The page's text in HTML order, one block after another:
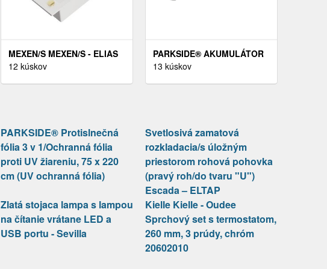
MEXEN/S MEXEN/S - ELIAS
GRANITOVÝ DREZ 1-MISKA
12 kúskov
PARKSIDE® AKUMULÁTOR
20 V/2AH PAP 20 B1+
13 kúskov
PARKSIDE® Protislnečná
fólia 3 v 1/Ochranná fólia
proti UV žiareniu, 75 x 220
cm (UV ochranná fólia)
Svetlosivá zamatová
rozkladacia/s úložným
priestorom rohová pohovka
(pravý roh/do tvaru "U")
Escada – ELTAP
Zlatá stojaca lampa s lampou
na čítanie vrátane LED a
USB portu - Sevilla
Kielle Kielle - Oudee
Sprchový set s termostatom,
260 mm, 3 prúdy, chróm
20602010